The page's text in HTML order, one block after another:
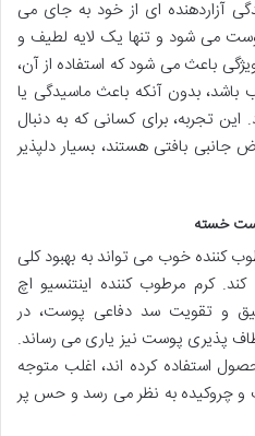
آزاردهنده ای از خود به جای می
می شود و تنها یک لایه لطیف و
باعث می شود که استفاده از آن،
باشد، بدون آنکه باعث ماسیدگی یا
تجربه، برای کسانی که به دنبال
بافتی هستند، بسیار دلپذیر
خسته
کننده خوب می تواند به بهبود کلی
کرم مرطوب کننده اینتنسیو اچ
عمیق و تقویت سد دفاعی پوست، در
پذیری پوست نیز یاری می رساند.
استفاده کرده اند، اغلب متوجه
چروکیده به نظر می رسد و حس پر